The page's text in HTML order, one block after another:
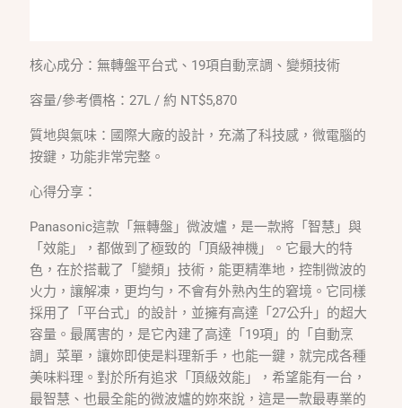
核心成分：無轉盤平台式、19項自動烹調、變頻技術
容量/參考價格：27L / 約 NT$5,870
質地與氣味：國際大廠的設計，充滿了科技感，微電腦的
按鍵，功能非常完整。
心得分享：
Panasonic這款「無轉盤」微波爐，是一款將「智慧」與
「效能」，都做到了極致的「頂級神機」。它最大的特
色，在於搭載了「變頻」技術，能更精準地，控制微波的
火力，讓解凍，更均勻，不會有外熟內生的窘境。它同樣
採用了「平台式」的設計，並擁有高達「27公升」的超大
容量。最厲害的，是它內建了高達「19項」的「自動烹
調」菜單，讓妳即使是料理新手，也能一鍵，就完成各種
美味料理。對於所有追求「頂級效能」，希望能有一台，
最智慧、也最全能的微波爐的妳來說，這是一款最專業的